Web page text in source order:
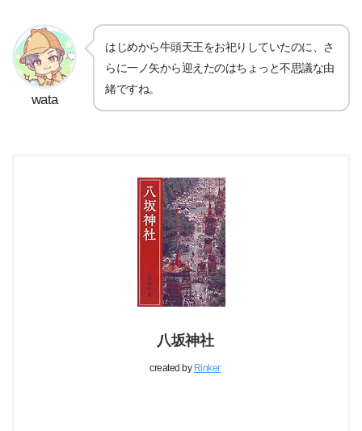
wata
はじめから牛頭天王をお祀りしていたのに、さ
らに一ノ矢から迎えたのはちょっと不思議な由
緒ですね。
八坂神社
created by Rinker